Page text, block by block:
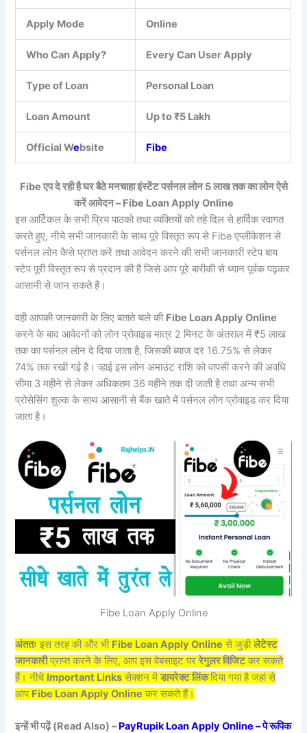
Apply Mode Online
Who Can Apply? Every Can User Apply
Type of Loan Personal Loan
Loan Amount Up to ₹5 Lakh
Official Website Fibe
Fibe एप दे रही है घर बैठे मनचाहा इंस्टेंट पर्सनल लोन 5 लाख तक का लोन ऐसे
करें आवेदन – Fibe Loan Apply Online
इस आर्टिकल के सभी प्रिय पाठको तथा व्यक्तियों को तहे दिल से हार्दिक स्वागत
करते हुए, नीचे सभी जानकारी के साथ पूरे विस्तृत रूप से Fibe एप्लीकेशन से
पर्सनल लोन कैसे प्राप्त करें तथा आवेदन करने की सभी जानकारी स्टेप बाय
स्टेप पूरी विस्तृत रूप से प्रदान की है जिसे आप पूरे बारीकी से ध्यान पूर्वक पढ़कर
आसानी से जान सकते हैं।
वही आपकी जानकारी के लिए बताते चले की Fibe Loan Apply Online
करने के बाद आवेदनों को लोन प्रोवाइड मात्र 2 मिनट के अंतराल में ₹5 लाख
तक का पर्सनल लोन दे दिया जाता है, जिसकी ब्याज दर 16.75% से लेकर
74% तक रखी गई है। व्हाई इस लोन अमाउंट राशि को वापसी करने की अवधि
सीमा 3 महीने से लेकर अधिकतम 36 महीने तक दी जाती है तथा अन्य सभी
प्रोसेसिंग शुल्क के साथ आसानी से बैंक खाते में पर्सनल लोन प्रोवाइड कर दिया
जाता है।
Fibe Loan Apply Online
अंततः इस तरह की और भी Fibe Loan Apply Online से जुड़ीलेटेस्ट
जानकारीप्राप्त करने के लिए, आप इस वेबसाइट पररेगुलर विजिटकर सकते
हैं। नीचे Important Links सेक्शन मेंडायरेक्ट लिंकदिया गया है जहां से
आप Fibe Loan Apply Online कर सकते हैं।
इन्हें भी पढ़ें (Read Also) –PayRupik Loan Apply Online – पे रूपिक